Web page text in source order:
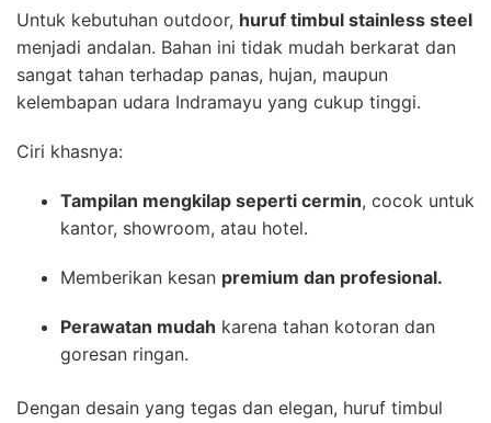
Untuk kebutuhan outdoor, huruf timbul stainless steel
menjadi andalan. Bahan ini tidak mudah berkarat dan
sangat tahan terhadap panas, hujan, maupun
kelembapan udara Indramayu yang cukup tinggi.
Ciri khasnya:
Tampilan mengkilap seperti cermin, cocok untuk
kantor, showroom, atau hotel.
Memberikan kesan premium dan profesional.
Perawatan mudah karena tahan kotoran dan
goresan ringan.
Dengan desain yang tegas dan elegan, huruf timbul